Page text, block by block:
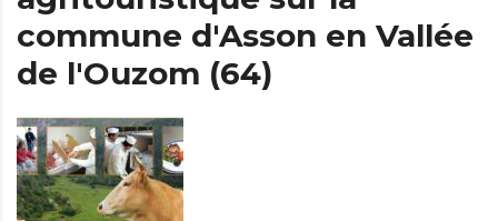
commune d'Asson en Vallée
de l'Ouzom (64)